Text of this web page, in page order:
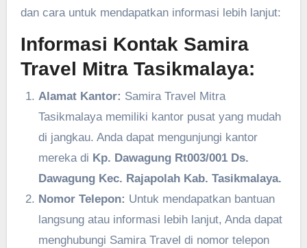
dan cara untuk mendapatkan informasi lebih lanjut:
Informasi Kontak Samira
Travel Mitra Tasikmalaya:
Alamat Kantor: Samira Travel Mitra
Tasikmalaya memiliki kantor pusat yang mudah
di jangkau. Anda dapat mengunjungi kantor
mereka di Kp. Dawagung Rt003/001 Ds.
Dawagung Kec. Rajapolah Kab. Tasikmalaya.
Nomor Telepon: Untuk mendapatkan bantuan
langsung atau informasi lebih lanjut, Anda dapat
menghubungi Samira Travel di nomor telepon